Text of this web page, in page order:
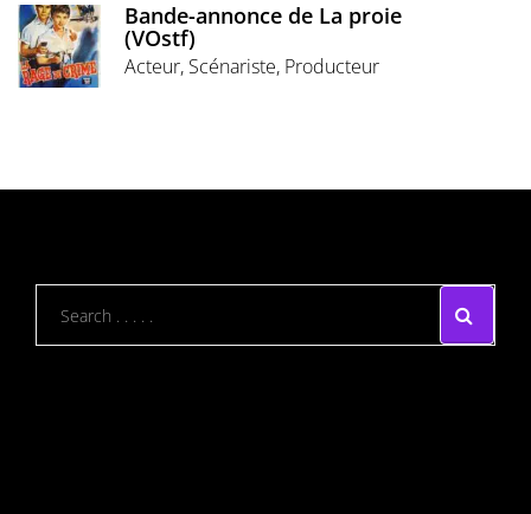
Bande-annonce de La proie
(VOstf)
Acteur, Scénariste, Producteur